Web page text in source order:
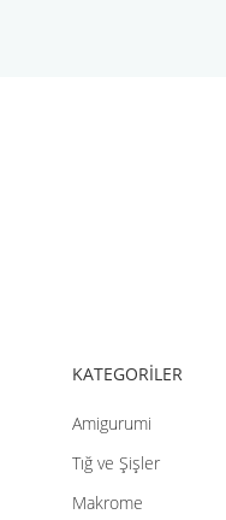
KATEGORİLER
Amigurumi
Tığ ve Şişler
Makrome